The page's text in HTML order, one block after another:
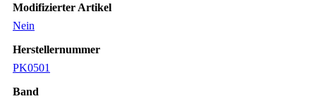
Modifizierter Artikel
Nein
Herstellernummer
PK0501
Band